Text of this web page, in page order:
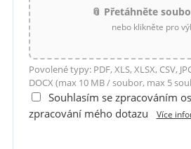
📎 Přetáhněte
nebo klikněte pro
Povolené typy: PDF, XLS, XLSX, CSV,
DOCX (max 10 MB / soubor, max 5
Souhlasím se zpracováním
zpracování mého dotazu
Více